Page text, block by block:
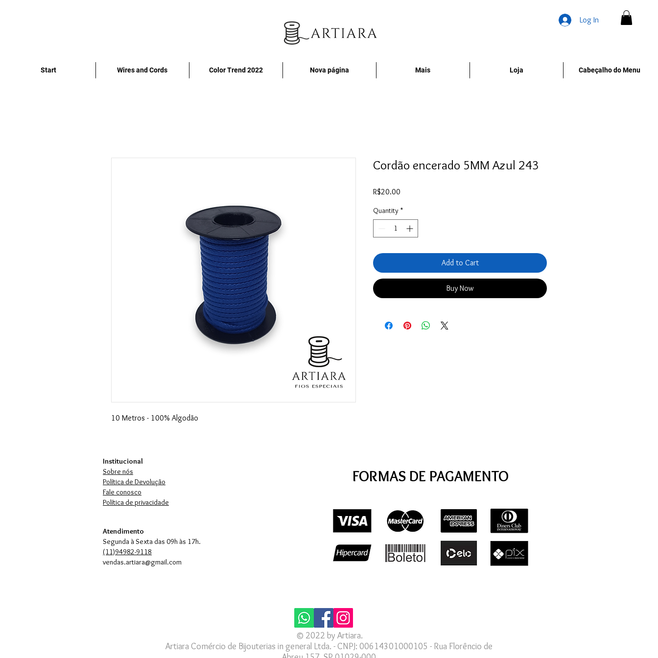
Log In
Start Wires and Cords Color Trend 2022 Nova página Mais Loja Cabeçalho do Menu
10 Metros - 100% Algodão
Cordão encerado 5MM Azul 243
R$20.00
Quantity *
Add to Cart
Buy Now
Institucional
Sobre nós
Política de Devolução
Fale conosco
Política de privacidade
Atendimento
Segunda à Sexta das 09h às 17h.
(11)94982-9118
vendas.artiara@gmail.com
FORMAS DE PAGAMENTO
© 2022 by Artiara.
Artiara Comércio de Bijouterias in general Ltda. - CNPJ: 00614301000105 - Rua Florêncio de